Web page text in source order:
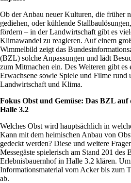
Ob der Anbau neuer Kulturen, die früher
gediehen, oder kühlende
fördern – in der Landwirtschaft gibt es
Klimawandel zu reagieren. Auf einem
Wimmelbild zeigt das
(BZL) solche Anpassungen und lädt
zum Mitmachen ein. Des Weiteren gibt
Erwachsene sowie Spiele und Filme rund
Landwirtschaft und Klima.
Fokus Obst und Gemüse: Das BZL
Halle 3.2
Welches Obst wird hauptsächlich in
Kann mit dem heimischen Anbau von
gedeckt werden? Diese und weitere
Messegäste spielerisch am Stand 201 des
Erlebnisbauernhof in Halle 3.2 klären.
Informationsmaterial vom Acker bis zum
ab.